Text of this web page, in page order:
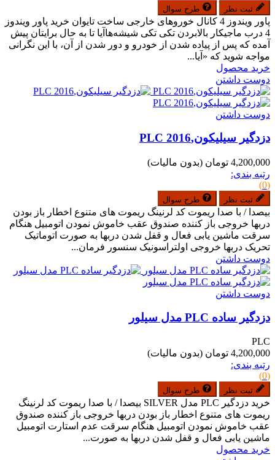
ثبت نظر طرح سوال
پاور ویندوز 4 کانال خوروهای خارجی ساخت تایوان خرید پاور ویندوز
4 درب ماجیکار بالابردن تکی تکی شیشه‌هاآیا تا به حال برایتان پیش
آمده که پس از پیاده شدن از خودرو و دور شدن از آن، با این نگرانی
مواجه شوید که «آیا...
خرید محصول
دوست داشتن
دوست داشتن
دزدگیر سیلیکون,PLC 2016
4,200,000 تومان
(بدون مالیات)
رتبه بندی:
(0)
ثبت نظر طرح سوال
بیصدا / با صدا ریموت کد لرنینگ ریموت های متنوع اخطار باز بودن
دربها خروجی باز کننده صندوق عقب خاموش نمودن اتومبیل هنگام
سرقت ماشین یابی فعال و قفل شدن دربها به صورت اتوماتیک
تحریک دربها خروجی اولتراسونیک سنسور فرمان...
دوست داشتن
دوست داشتن
دزدگیر ساده PLC مدل سیلور
PLC
4,200,000 تومان
(بدون مالیات)
رتبه بندی:
(0)
ثبت نظر طرح سوال
خرید دزدگیر PLC مدل SILVER بیصدا / با صدا ریموت کد لرنینگ
ریموت های متنوع اخطار باز بودن دربها خروجی باز کننده صندوق
عقب خاموش نمودن اتومبیل هنگام سرقت عدم استارت اتومبیل
ماشین یابی فعال و قفل شدن دربها به صورت...
خرید محصول